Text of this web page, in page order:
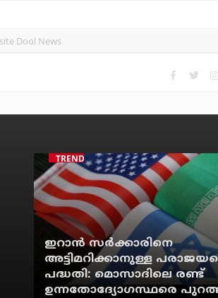
TRENDING
ഇറാന്‍ സര്‍ക്കാരിനെ
അട്ടിമറിക്കാനുള്ള
പദ്ധതി: മൊസാദിലെ രണ്ട്
ഉന്നതോദ്യോഗസ്ഥരെ